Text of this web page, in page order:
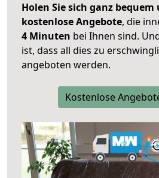
Holen Sie sich ganz
kostenlose Angebote, die
4 Minuten bei Ihnen sind.
ist, dass all dies zu
angeboten werden.
Kostenlose